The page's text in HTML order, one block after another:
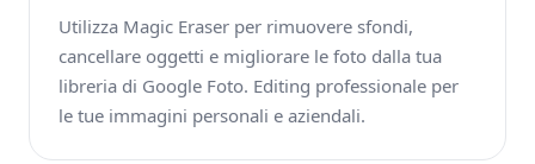
Utilizza Magic Eraser per rimuovere sfondi,
cancellare oggetti e migliorare le foto dalla tua
libreria di Google Foto. Editing professionale per
le tue immagini personali e aziendali.